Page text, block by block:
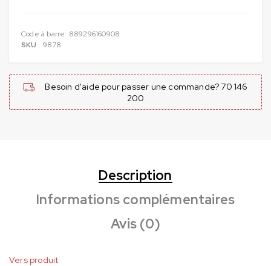
Code à barre: 889296160908
SKU
9878
Besoin d'aide pour passer une commande? 70 146
200
Description
Informations complémentaires
Avis (0)
Vers produit